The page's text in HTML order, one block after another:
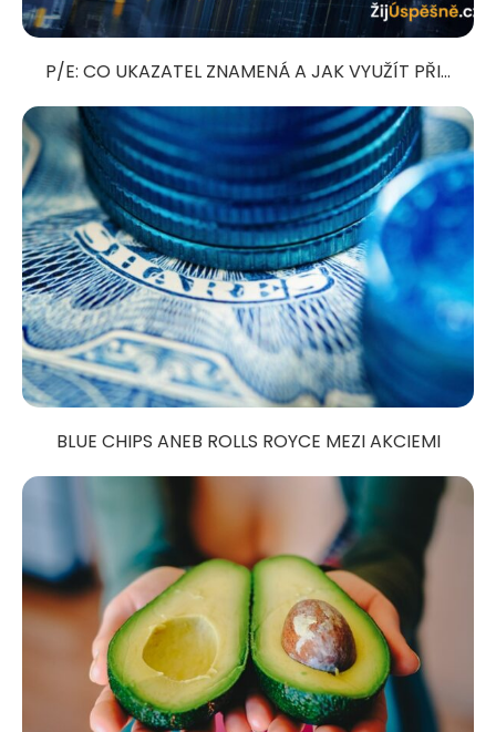
P/E: CO UKAZATEL ZNAMENÁ A JAK VYUŽÍT PŘI...
BLUE CHIPS ANEB ROLLS ROYCE MEZI AKCIEMI